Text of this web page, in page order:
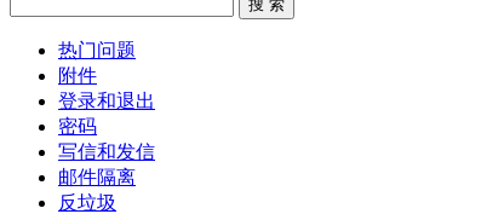
热门问题
附件
登录和退出
密码
写信和发信
邮件隔离
反垃圾